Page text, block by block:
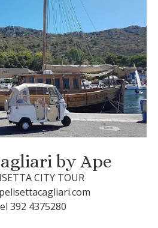
by Ape
CITY TOUR
392 4375280